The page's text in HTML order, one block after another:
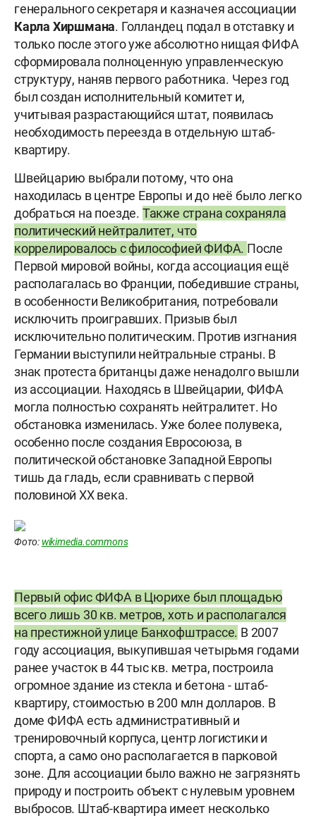
генерального секретаря и казначея ассоциации
Карла Хиршмана. Голландец подал в отставку и
только после этого уже абсолютно нищая ФИФА
сформировала полноценную управленческую
структуру, наняв первого работника. Через год
был создан исполнительный комитет и,
учитывая разрастающийся штат, появилась
необходимость переезда в отдельную штаб-
квартиру.
Швейцарию выбрали потому, что она
находилась в центре Европы и до неё было легко
добраться на поезде. Также страна сохраняла
политический нейтралитет, что
коррелировалось с философией ФИФА. После
Первой мировой войны, когда ассоциация ещё
располагалась во Франции, победившие страны,
в особенности Великобритания, потребовали
исключить проигравших. Призыв был
исключительно политическим. Против изгнания
Германии выступили нейтральные страны. В
знак протеста британцы даже ненадолго вышли
из ассоциации. Находясь в Швейцарии, ФИФА
могла полностью сохранять нейтралитет. Но
обстановка изменилась. Уже более полувека,
особенно после создания Евросоюза, в
политической обстановке Западной Европы
тишь да гладь, если сравнивать с первой
половиной XX века.
Фото: wikimedia.commons
Первый офис ФИФА в Цюрихе был площадью
всего лишь 30 кв. метров, хоть и располагался
на престижной улице Банхофштрассе. В 2007
году ассоциация, выкупившая четырьмя годами
ранее участок в 44 тыс кв. метра, построила
огромное здание из стекла и бетона - штаб-
квартиру, стоимостью в 200 млн долларов. В
доме ФИФА есть административный и
тренировочный корпуса, центр логистики и
спорта, а само оно располагается в парковой
зоне. Для ассоциации было важно не загрязнять
природу и построить объект с нулевым уровнем
выбросов. Штаб-квартира имеет несколько